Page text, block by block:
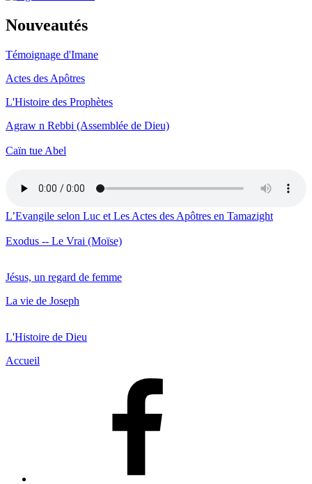
Aghbalu n Tudert
Nouveautés
Témoignage d'Imane
Actes des Apôtres
L'Histoire des Prophètes
Agraw n Rebbi (Assemblée de Dieu)
Caïn tue Abel
L’Evangile selon Luc et Les Actes des Apôtres en Tamazight
Exodus -- Le Vrai (Moïse)
Jésus, un regard de femme
La vie de Joseph
L'Histoire de Dieu
Accueil